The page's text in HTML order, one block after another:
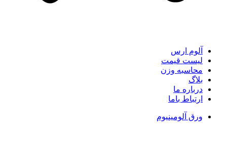
آلوم ارس
لیست قیمت
محاسبه وزن
بلاگ
درباره ما
ارتباط باما
ورق آلومینیوم